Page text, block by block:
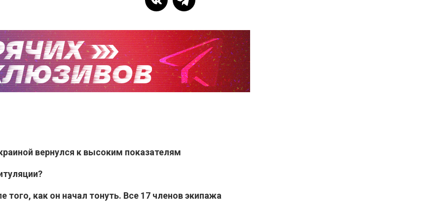
вернулся к высоким показателям
того, как он начал тонуть. Все 17 членов экипажа